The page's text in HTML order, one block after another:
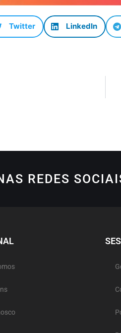
Twitter LinkedIn
REDES